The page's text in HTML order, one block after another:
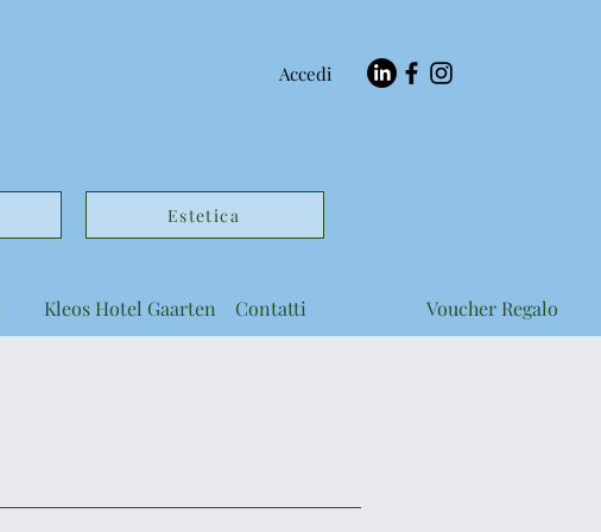
Accedi
Estetica
Kleos Hotel Gaarten Contatti Voucher Regalo